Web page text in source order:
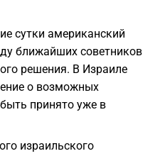
сутки американский
ближайших советников
решения. В Израиле
о возможных
принято уже в
израильского